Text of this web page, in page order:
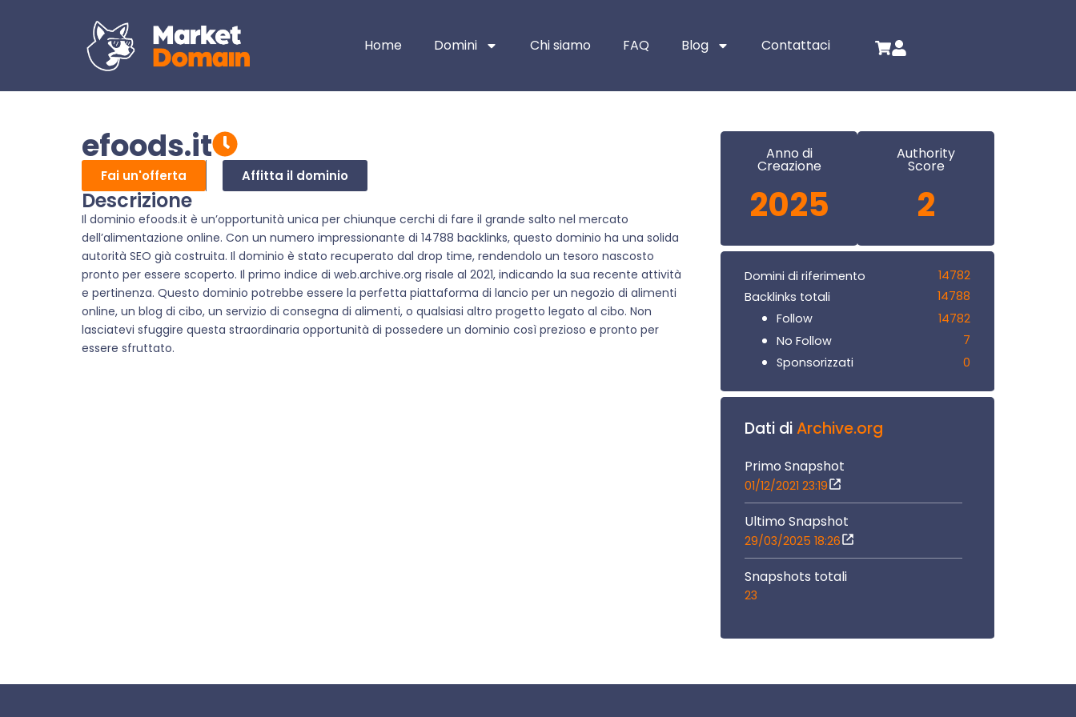
Home Domini Chi siamo FAQ Blog Contattaci
efoods.it
Fai un'offerta Affitta il dominio
Descrizione
Il dominio efoods.it è un’opportunità unica per chiunque cerchi di fare il grande salto nel mercato
dell’alimentazione online. Con un numero impressionante di 14788 backlinks, questo dominio ha una solida
autorità SEO già costruita. Il dominio è stato recuperato dal drop time, rendendolo un tesoro nascosto
pronto per essere scoperto. Il primo indice di web.archive.org risale al 2021, indicando la sua recente attività
e pertinenza. Questo dominio potrebbe essere la perfetta piattaforma di lancio per un negozio di alimenti
online, un blog di cibo, un servizio di consegna di alimenti, o qualsiasi altro progetto legato al cibo. Non
lasciatevi sfuggire questa straordinaria opportunità di possedere un dominio così prezioso e pronto per
essere sfruttato.
Anno di
Creazione
2025
Authority
Score
2
Domini di riferimento
14782
Backlinks totali
14788
Follow
14782
No Follow
7
Sponsorizzati
0
Dati diArchive.org
Primo Snapshot
01/12/2021 23:19
Ultimo Snapshot
29/03/2025 18:26
Snapshots totali
23